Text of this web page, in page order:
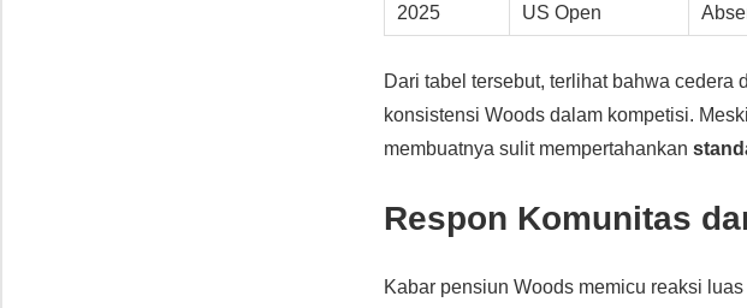
2025 US Open
Dari tabel tersebut, terlihat bahwa
konsistensi Woods dalam kompetisi.
membuatnya sulit mempertahankan
Respon Komunitas
Kabar pensiun Woods memicu reaksi